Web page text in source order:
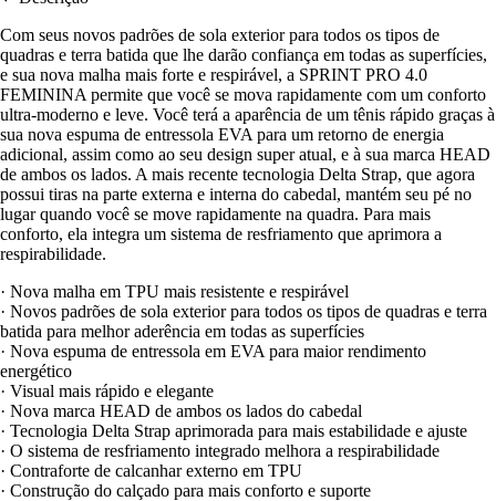
Com seus novos padrões de sola exterior para todos os tipos de
quadras e terra batida que lhe darão confiança em todas as superfícies,
e sua nova malha mais forte e respirável, a SPRINT PRO 4.0
FEMININA permite que você se mova rapidamente com um conforto
ultra-moderno e leve. Você terá a aparência de um tênis rápido graças à
sua nova espuma de entressola EVA para um retorno de energia
adicional, assim como ao seu design super atual, e à sua marca HEAD
de ambos os lados. A mais recente tecnologia Delta Strap, que agora
possui tiras na parte externa e interna do cabedal, mantém seu pé no
lugar quando você se move rapidamente na quadra. Para mais
conforto, ela integra um sistema de resfriamento que aprimora a
respirabilidade.
· Nova malha em TPU mais resistente e respirável
· Novos padrões de sola exterior para todos os tipos de quadras e terra
batida para melhor aderência em todas as superfícies
· Nova espuma de entressola em EVA para maior rendimento
energético
· Visual mais rápido e elegante
· Nova marca HEAD de ambos os lados do cabedal
· Tecnologia Delta Strap aprimorada para mais estabilidade e ajuste
· O sistema de resfriamento integrado melhora a respirabilidade
· Contraforte de calcanhar externo em TPU
· Construção do calçado para mais conforto e suporte